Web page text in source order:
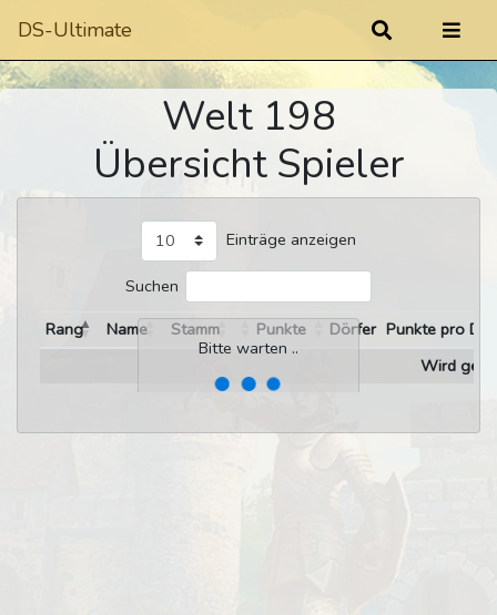
DS-Ultimate
Welt 198
Übersicht Spieler
Einträge anzeigen
Suchen
Bitte warten ..
Rang Name Stamm Punkte Dörfer Punkte pro
Wird